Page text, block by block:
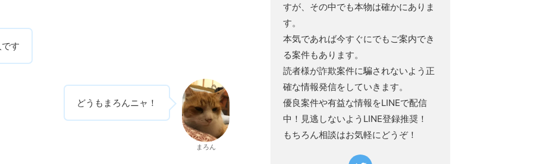
す
どうもまろんニャ！
まろん
すが、その中でも本物は確かにありま
す。
本気であれば今すぐにでもご案内でき
る案件もあります。
読者様が詐欺案件に騙されないよう正
確な情報発信をしていきます。
優良案件や有益な情報をLINEで配信
中！見逃しないようLINE登録推奨！
もちろん相談はお気軽にどうぞ！